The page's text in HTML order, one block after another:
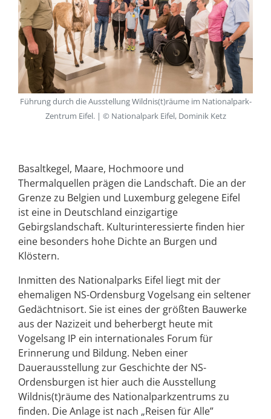
Führung durch die Ausstellung Wildnis(t)räume im Nationalpark-
Zentrum Eifel. | © Nationalpark Eifel, Dominik Ketz
Basaltkegel, Maare, Hochmoore und
Thermalquellen prägen die Landschaft. Die an der
Grenze zu Belgien und Luxemburg gelegene Eifel
ist eine in Deutschland einzigartige
Gebirgslandschaft. Kulturinteressierte finden hier
eine besonders hohe Dichte an Burgen und
Klöstern.
Inmitten des Nationalparks Eifel liegt mit der
ehemaligen NS-Ordensburg Vogelsang ein seltener
Gedächtnisort. Sie ist eines der größten Bauwerke
aus der Nazizeit und beherbergt heute mit
Vogelsang IP ein internationales Forum für
Erinnerung und Bildung. Neben einer
Dauerausstellung zur Geschichte der NS-
Ordensburgen ist hier auch die Ausstellung
Wildnis(t)räume des Nationalparkzentrums zu
finden. Die Anlage ist nach „Reisen für Alle”